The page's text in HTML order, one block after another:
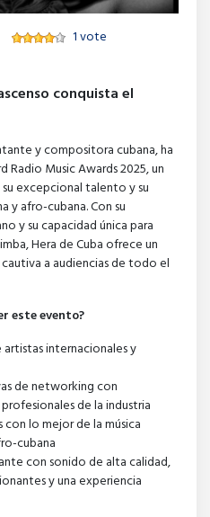
1 vote
conquista el
y compositora cubana, ha
Radio Music Awards 2025, un
excepcional talento y su
y afro-cubana. Con su
y su capacidad única para
Hera de Cuba ofrece un
a audiencias de todo el
este evento?
internacionales y
de networking con
de la industria
lo mejor de la música
cubana
con sonido de alta calidad,
y una experiencia